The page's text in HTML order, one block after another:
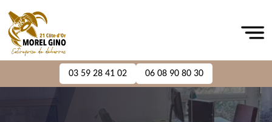
03 59 28 41 02 06 08 90 80 30